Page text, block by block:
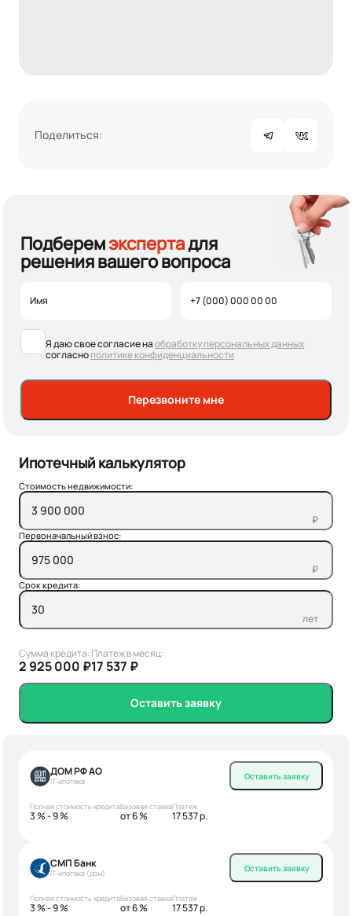
Поделиться:
Подберемэкспертадля
решения вашего вопроса
Я даю свое согласие наобработку персональных данных
согласнополитике конфиденциальности
Перезвоните мне
Ипотечный калькулятор
Стоимость недвижимости:
₽
Первоначальный взнос:
₽
Срок кредита:
лет
Сумма кредита:
2 925 000 ₽
Платеж в месяц:
17 537 ₽
Оставить заявку
ДОМ РФ АО
IT-ипотека
Полная стоимость кредита
3 % - 9 %
Базовая ставка
от 6 %
Платеж
17 537 р.
Оставить заявку
СМП Банк
IT-ипотека (дом)
Полная стоимость кредита
3 % - 9 %
Базовая ставка
от 6 %
Платеж
17 537 р.
Оставить заявку